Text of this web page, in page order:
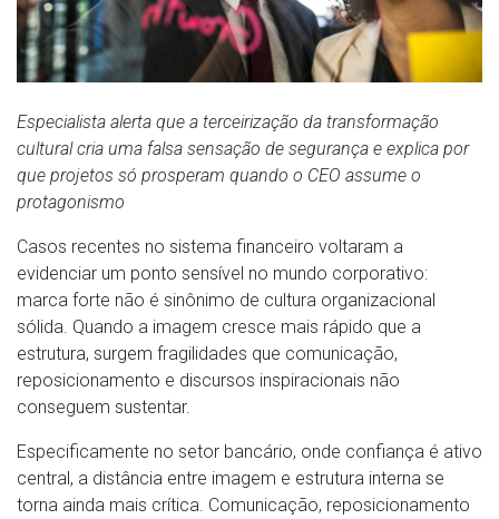
Especialista alerta que a terceirização da transformação
cultural cria uma falsa sensação de segurança e explica por
que projetos só prosperam quando o CEO assume o
protagonismo
Casos recentes no sistema financeiro voltaram a
evidenciar um ponto sensível no mundo corporativo:
marca forte não é sinônimo de cultura organizacional
sólida. Quando a imagem cresce mais rápido que a
estrutura, surgem fragilidades que comunicação,
reposicionamento e discursos inspiracionais não
conseguem sustentar.
Especificamente no setor bancário, onde confiança é ativo
central, a distância entre imagem e estrutura interna se
torna ainda mais crítica. Comunicação, reposicionamento